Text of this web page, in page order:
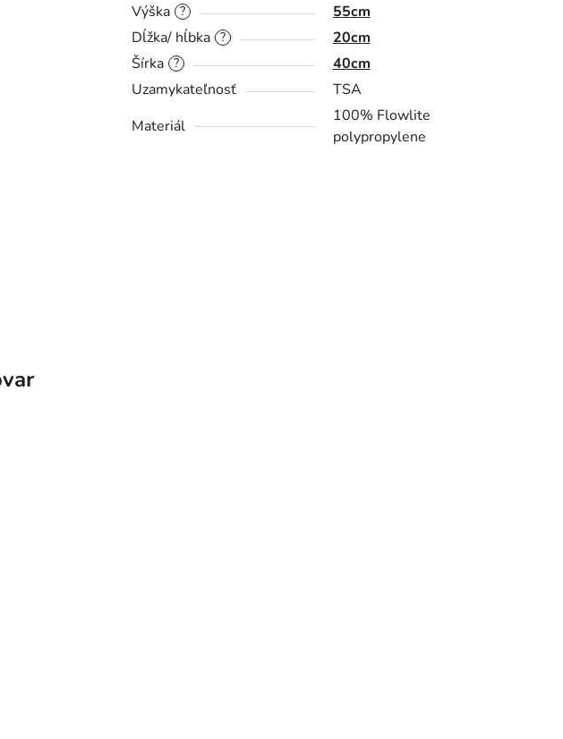
?
Výška 55cm
?
Dĺžka/ hĺbka 20cm
?
Šírka
40cm
Uzamykateľnosť
TSA
Materiál
100% Flowlite
polypropylene